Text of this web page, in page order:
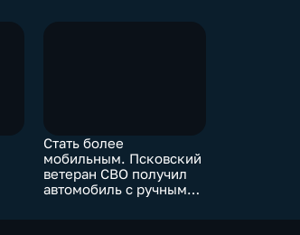
Стать более
мобильным. Псковский
ветеран СВО получил
автомобиль с ручным